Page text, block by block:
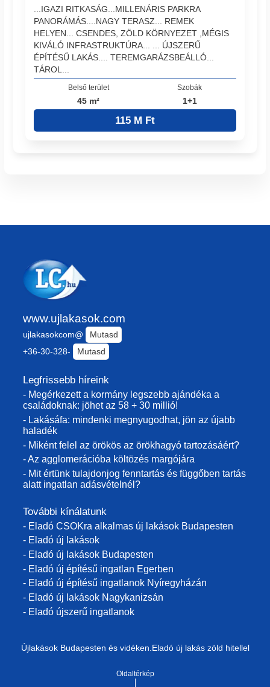
...IGAZI RITKASÁG...MILLENÁRIS PARKRA
PANORÁMÁS....NAGY TERASZ... REMEK
HELYEN... CSENDES, ZÖLD KÖRNYEZET ,MÉGIS
KIVÁLÓ INFRASTRUKTÚRA... ... ÚJSZERŰ
ÉPÍTÉSŰ LAKÁS.... TEREMGARÁZSBEÁLLÓ...
TÁROL...
Belső terület
45 m²
Szobák
1+1
115 M Ft
www.ujlakasok.com
ujlakasokcom@
Mutasd
+36-30-328-
Mutasd
Legfrissebb híreink
- Megérkezett a kormány legszebb ajándéka a
családoknak: jöhet az 58 + 30 millió!
- Lakásáfa: mindenki megnyugodhat, jön az újabb
haladék
- Miként felel az örökös az örökhagyó tartozásáért?
- Az agglomerációba költözés margójára
- Mit értünk tulajdonjog fenntartás és függőben tartás
alatt ingatlan adásvételnél?
További kínálatunk
- Eladó CSOKra alkalmas új lakások Budapesten
- Eladó új lakások
- Eladó új lakások Budapesten
- Eladó új építésű ingatlan Egerben
- Eladó új építésű ingatlanok Nyíregyházán
- Eladó új lakások Nagykanizsán
- Eladó újszerű ingatlanok
Újlakások Budapesten és vidéken.Eladó új lakás zöld hitellel
Oldaltérkép